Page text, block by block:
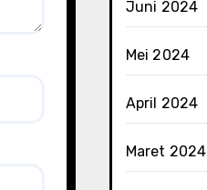
Juni 2024
Mei 2024
April 2024
Maret 2024